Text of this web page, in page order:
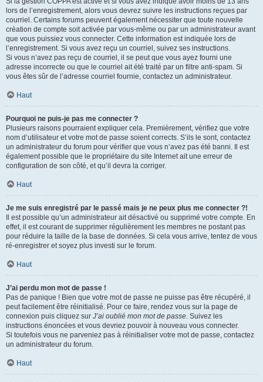
lors de l’enregistrement, alors vous devrez suivre les instructions reçues par
courriel. Certains forums peuvent également nécessiter que toute nouvelle
création de compte soit activée par vous-même ou par un administrateur avant
que vous puissiez vous connecter. Cette information est indiquée lors de
l’enregistrement. Si vous avez reçu un courriel, suivez ses instructions.
Si vous n’avez pas reçu de courriel, il se peut que vous ayez fourni une
adresse incorrecte ou que le courriel ait été traité par un filtre anti-spam. Si
vous êtes sûr de l’adresse courriel fournie, contactez un administrateur.
Haut
Pourquoi ne puis-je pas me connecter ?
Plusieurs raisons pourraient expliquer cela. Premièrement, vérifiez que votre
nom d’utilisateur et votre mot de passe soient corrects. S’ils le sont, contactez
un administrateur du forum pour vérifier que vous n’avez pas été banni. Il est
également possible que le propriétaire du site Internet ait une erreur de
configuration de son côté, et qu’il devra la corriger.
Haut
Je me suis enregistré par le passé mais je ne peux plus me connecter ?!
Il est possible qu’un administrateur ait désactivé ou supprimé votre compte. En
effet, il est courant de supprimer régulièrement les membres ne postant pas
pour réduire la taille de la base de données. Si cela vous arrive, tentez de vous
ré-enregistrer et soyez plus investi sur le forum.
Haut
J’ai perdu mon mot de passe !
Pas de panique ! Bien que votre mot de passe ne puisse pas être récupéré, il
peut facilement être réinitialisé. Pour ce faire, rendez vous sur la page de
connexion puis cliquez sur J’ai oublié mon mot de passe. Suivez les
instructions énoncées et vous devriez pouvoir à nouveau vous connecter.
Si toutefois vous ne parveniez pas à réinitialiser votre mot de passe, contactez
un administrateur du forum.
Haut